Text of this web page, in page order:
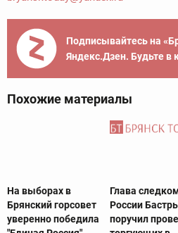
Подписывайтесь на
Яндекс.Дзен. Будьте в
Похожие материалы
На выборах в
Брянский горсовет
уверенно победила
Глава
России
поручил